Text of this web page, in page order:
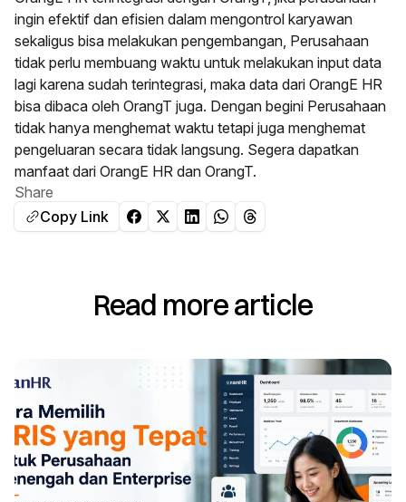
ingin efektif dan efisien dalam mengontrol karyawan
sekaligus bisa melakukan pengembangan, Perusahaan
tidak perlu membuang waktu untuk melakukan input data
lagi karena sudah terintegrasi, maka data dari OrangE HR
bisa dibaca oleh OrangT juga. Dengan begini Perusahaan
tidak hanya menghemat waktu tetapi juga menghemat
pengeluaran secara tidak langsung. Segera dapatkan
manfaat dari OrangE HR dan OrangT.
Share
Copy Link
Read more article